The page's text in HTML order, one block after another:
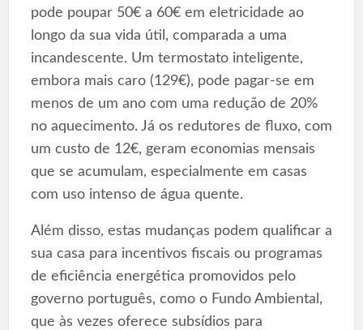
pode poupar 50€ a 60€ em eletricidade ao
longo da sua vida útil, comparada a uma
incandescente. Um termostato inteligente,
embora mais caro (129€), pode pagar-se em
menos de um ano com uma redução de 20%
no aquecimento. Já os redutores de fluxo, com
um custo de 12€, geram economias mensais
que se acumulam, especialmente em casas
com uso intenso de água quente.
Além disso, estas mudanças podem qualificar a
sua casa para incentivos fiscais ou programas
de eficiência energética promovidos pelo
governo português, como o Fundo Ambiental,
que às vezes oferece subsídios para